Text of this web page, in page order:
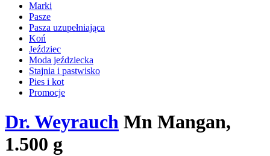
Marki
Pasze
Pasza uzupełniająca
Koń
Jeździec
Moda jeździecka
Stajnia i pastwisko
Pies i kot
Promocje
Dr. Weyrauch Mn Mangan,
1.500 g